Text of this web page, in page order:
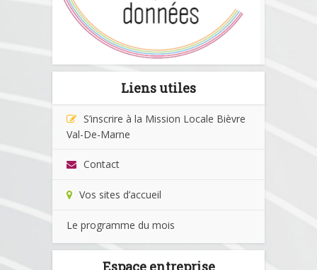
Liens utiles
S’inscrire à la Mission Locale Bièvre
Val-De-Marne
Contact
Vos sites d’accueil
Le programme du mois
Espace entreprise